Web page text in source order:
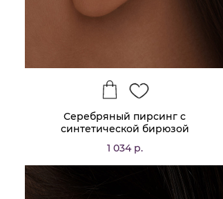
Серебряный пирсинг с
синтетической бирюзой
1 034 р.